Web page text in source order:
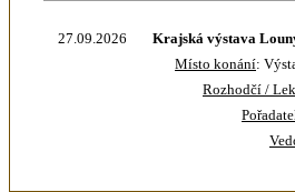
27.09.2026
Krajská výstava
Místo konání:
Rozhodčí /